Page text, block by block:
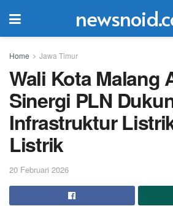
Home Jawa Timur
Wali Kota Malang
Sinergi PLN
Infrastruktur
Listrik
20 Februari 2026